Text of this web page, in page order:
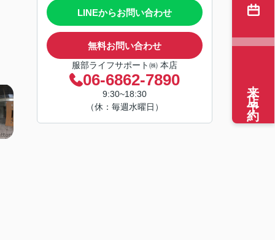
LINEからお問い合わせ
無料お問い合わせ
服部ライフサポート㈱ 本店
06-6862-7890
9:30~18:30
（休：毎週水曜日）
来店予約